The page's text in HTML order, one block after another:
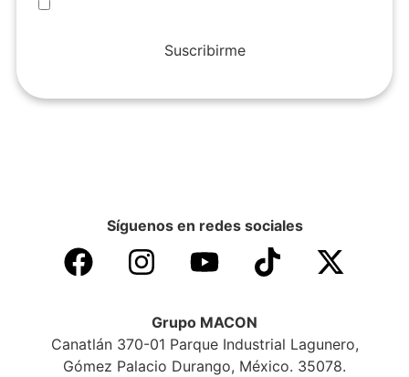
Suscribirme
Síguenos en redes sociales
Grupo MACON
Canatlán 370-01 Parque Industrial Lagunero,
Gómez Palacio Durango, México. 35078.